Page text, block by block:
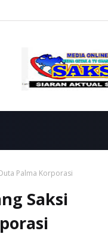
Palma Korporasi
Saksi